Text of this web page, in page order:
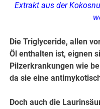
Extrakt aus der
Die Triglyceride, allen
Öl enthalten ist, eignen
Pilzerkrankungen wie
da sie eine
Doch auch die